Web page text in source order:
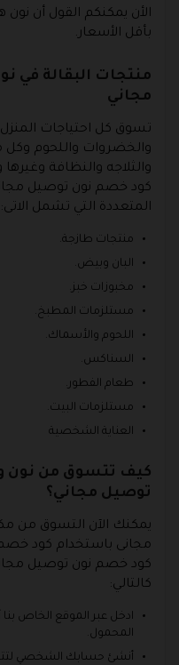
الأن يمكنكم القول أن
بأقل الأسعار.
منتجات البقالة في
مجاني
تسوق كل احتياجات
والخضروات واللحوم وكل
والثلاجه والنظافة
كود خصم نون توصيل
المتعددة التي تشمل الاتى:
منتجات طازجة.
البان وبيض.
مخبوزات خبز.
مستلزمات المطبخ.
اللحوم والأسماك.
السناكس.
طعام الفطور.
مستلزمات البيت.
العناية الشخصية
كيف تتسوق من نون
توصيل مجاني؟
يمكنك الآن التسوق من
مجانى باستخدام كود
كود خصم نون توصيل
كالتالي:
ادخل عبر الموقع الخاص
المحمول.
أنشئ حسابك الشخصي